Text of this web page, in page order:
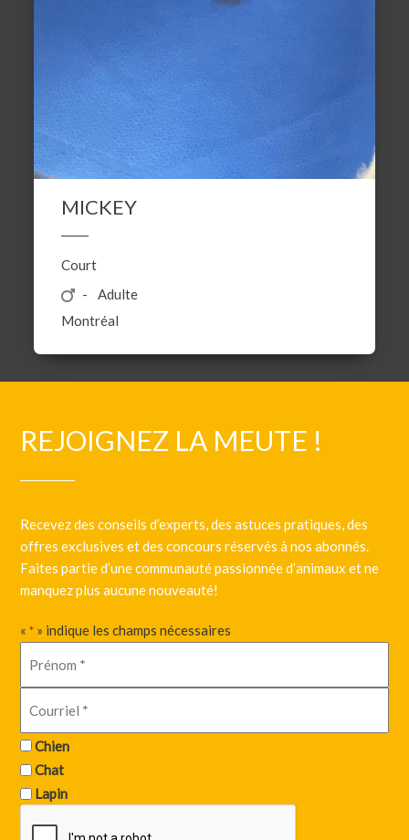
MICKEY
Court
Adulte
Montréal
REJOIGNEZ LA MEUTE !
Recevez des conseils d’experts, des astuces pratiques, des
offres exclusives et des concours réservés à nos abonnés.
Faites partie d’une communauté passionnée d’animaux et ne
manquez plus aucune nouveauté!
«* » indique les champs nécessaires
Chien
Chat
Lapin